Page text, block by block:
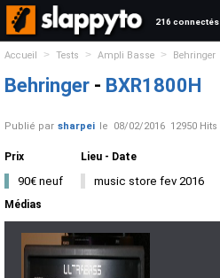
216 connectés
Accueil > Tests > Ampli Basse > Behringer
Behringer - BXR1800H
Publié par sharpei le 08/02/2016 12950 Hits
Prix
90€ neuf
Lieu - Date
music store fev 2016
Médias